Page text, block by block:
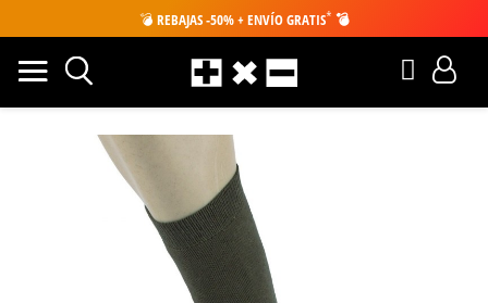
💣 REBAJAS -50% + ENVÍO GRATIS* 💣